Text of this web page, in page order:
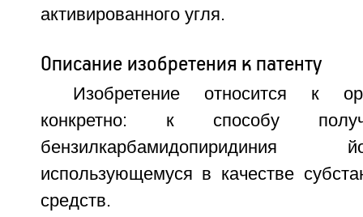
активированного угля.
Описание изобретения к патенту
Изобретение относится к
конкретно: к способу
использующемуся в качестве
средств.